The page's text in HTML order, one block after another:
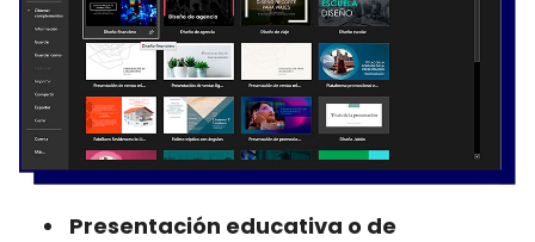
Presentación educativa o de